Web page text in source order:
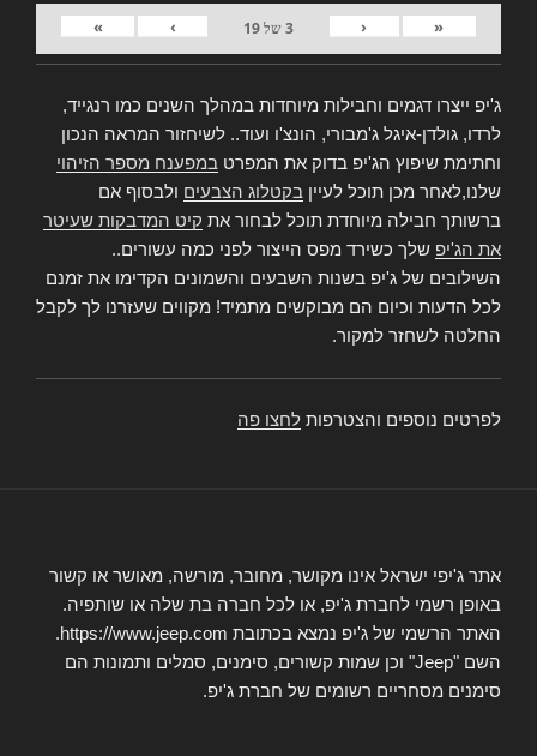
«
‹
3של19
›
»
ג'יפ ייצרו דגמים וחבילות מיוחדות במהלך השנים כמו רנגייד,
לרדו, גולדן-איגל ג'מבורי, הונצ'ו ועוד.. לשיחזור המראה הנכון
וחתימת שיפוץ הג'יפ בדוק את המפרט במפענח מספר הזיהוי
שלנו,לאחר מכן תוכל לעיין בקטלוג הצבעים ולבסוף אם
ברשותך חבילה מיוחדת תוכל לבחור את קיט המדבקות שעיטר
את הג'יפ שלך כשירד מפס הייצור לפני כמה עשורים..
השילובים של ג'יפ בשנות השבעים והשמונים הקדימו את זמנם
לכל הדעות וכיום הם מבוקשים מתמיד! מקווים שעזרנו לך לקבל
החלטה לשחזר למקור.
לפרטים נוספים והצטרפות לחצו פה
אתר ג'יפי ישראל אינו מקושר, מחובר, מורשה, מאושר או קשור
באופן רשמי לחברת ג'יפ, או לכל חברה בת שלה או שותפיה.
האתר הרשמי של ג'יפ נמצא בכתובת https://www.jeep.com.
השם "Jeep" וכן שמות קשורים, סימנים, סמלים ותמונות הם
סימנים מסחריים רשומים של חברת ג'יפ.